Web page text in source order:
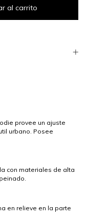
provee un ajuste
urbano. Posee
con materiales de alta
en relieve en la parte